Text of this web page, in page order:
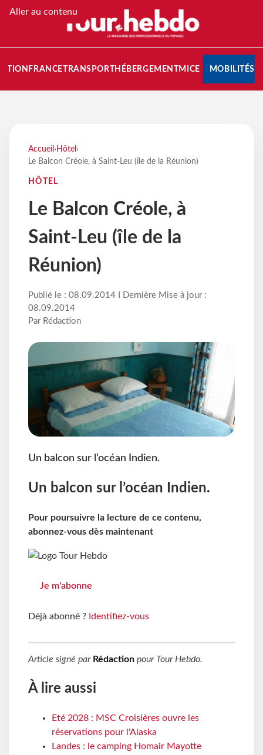
Aller au contenu
FRANCETRANSPORT HÉBERGEMENTMICE MOBILITÉS
Accueil › Hôtel ›
Le Balcon Créole, à Saint-Leu (île de la Réunion)
HÔTEL
Le Balcon Créole, à
Saint-Leu (île de la
Réunion)
Publié le : 08.09.2014 I Dernière Mise à jour :
08.09.2014
Par Rédaction
Un balcon sur l’océan Indien.
Un balcon sur l’océan Indien.
Pour poursuivre la lecture de ce contenu,
abonnez-vous dès maintenant
Je m'abonne
Déjà abonné ? Identifiez-vous
Article signé par Rédaction pour Tour Hebdo.
À lire aussi
Eté 2028 : MSC Croisières ouvre les
réservations pour l'Alaska
Landes : le camping Homair Mayotte